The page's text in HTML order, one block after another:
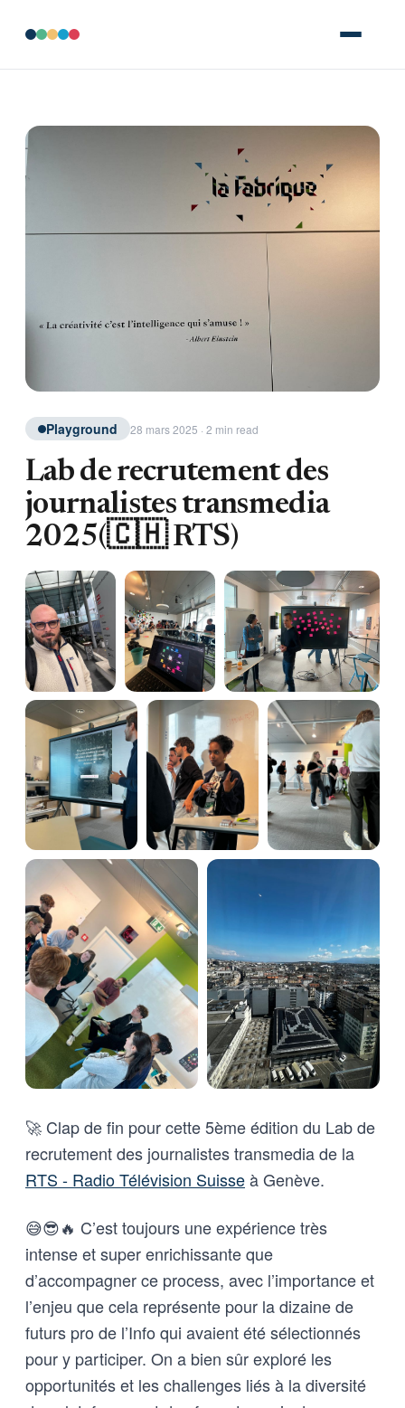
Playground 28 mars 2025 · 2 min read
Lab de recrutement des
journalistes transmedia
2025(🇨🇭 RTS)
🚀 Clap de fin pour cette 5ème édition du Lab de
recrutement des journalistes transmedia de la
RTS - Radio Télévision Suisseà Genève.
😅😎🔥 C’est toujours une expérience très
intense et super enrichissante que
d’accompagner ce process, avec l’importance et
l’enjeu que cela représente pour la dizaine de
futurs pro de l’Info qui avaient été sélectionnés
pour y participer. On a bien sûr exploré les
opportunités et les challenges liés à la diversité